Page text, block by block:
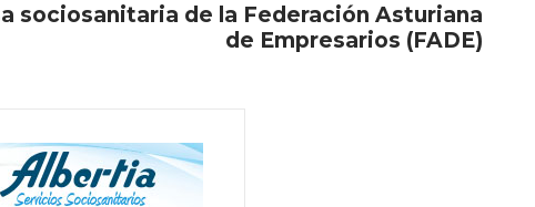
sociosanitaria de la Federación Asturiana
de Empresarios (FADE)